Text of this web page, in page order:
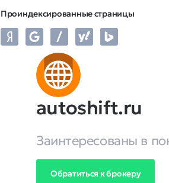
Проиндексированные страницы
autoshift.ru
Заинтересованы в
Обратиться к брокеру